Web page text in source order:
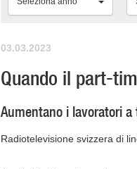
03.03.2023
Quando il part-
Aumentano i lavoratori
Radiotelevisione svizzera di